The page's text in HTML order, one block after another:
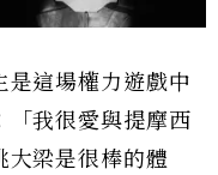
是這場權力遊戲中
「我很愛與提摩西
大梁是很棒的體